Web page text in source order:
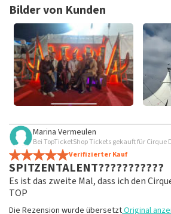
veröffentlicht. Es kann einige Wochen
Bilder von Kunden
Marina Vermeulen
Bei TopTicketShop Tickets gekauft für Cirque
Verifizierter Kauf
SPITZENTALENT???????????
Es ist das zweite Mal, dass ich den
TOP
Die Rezension wurde übersetztOriginal